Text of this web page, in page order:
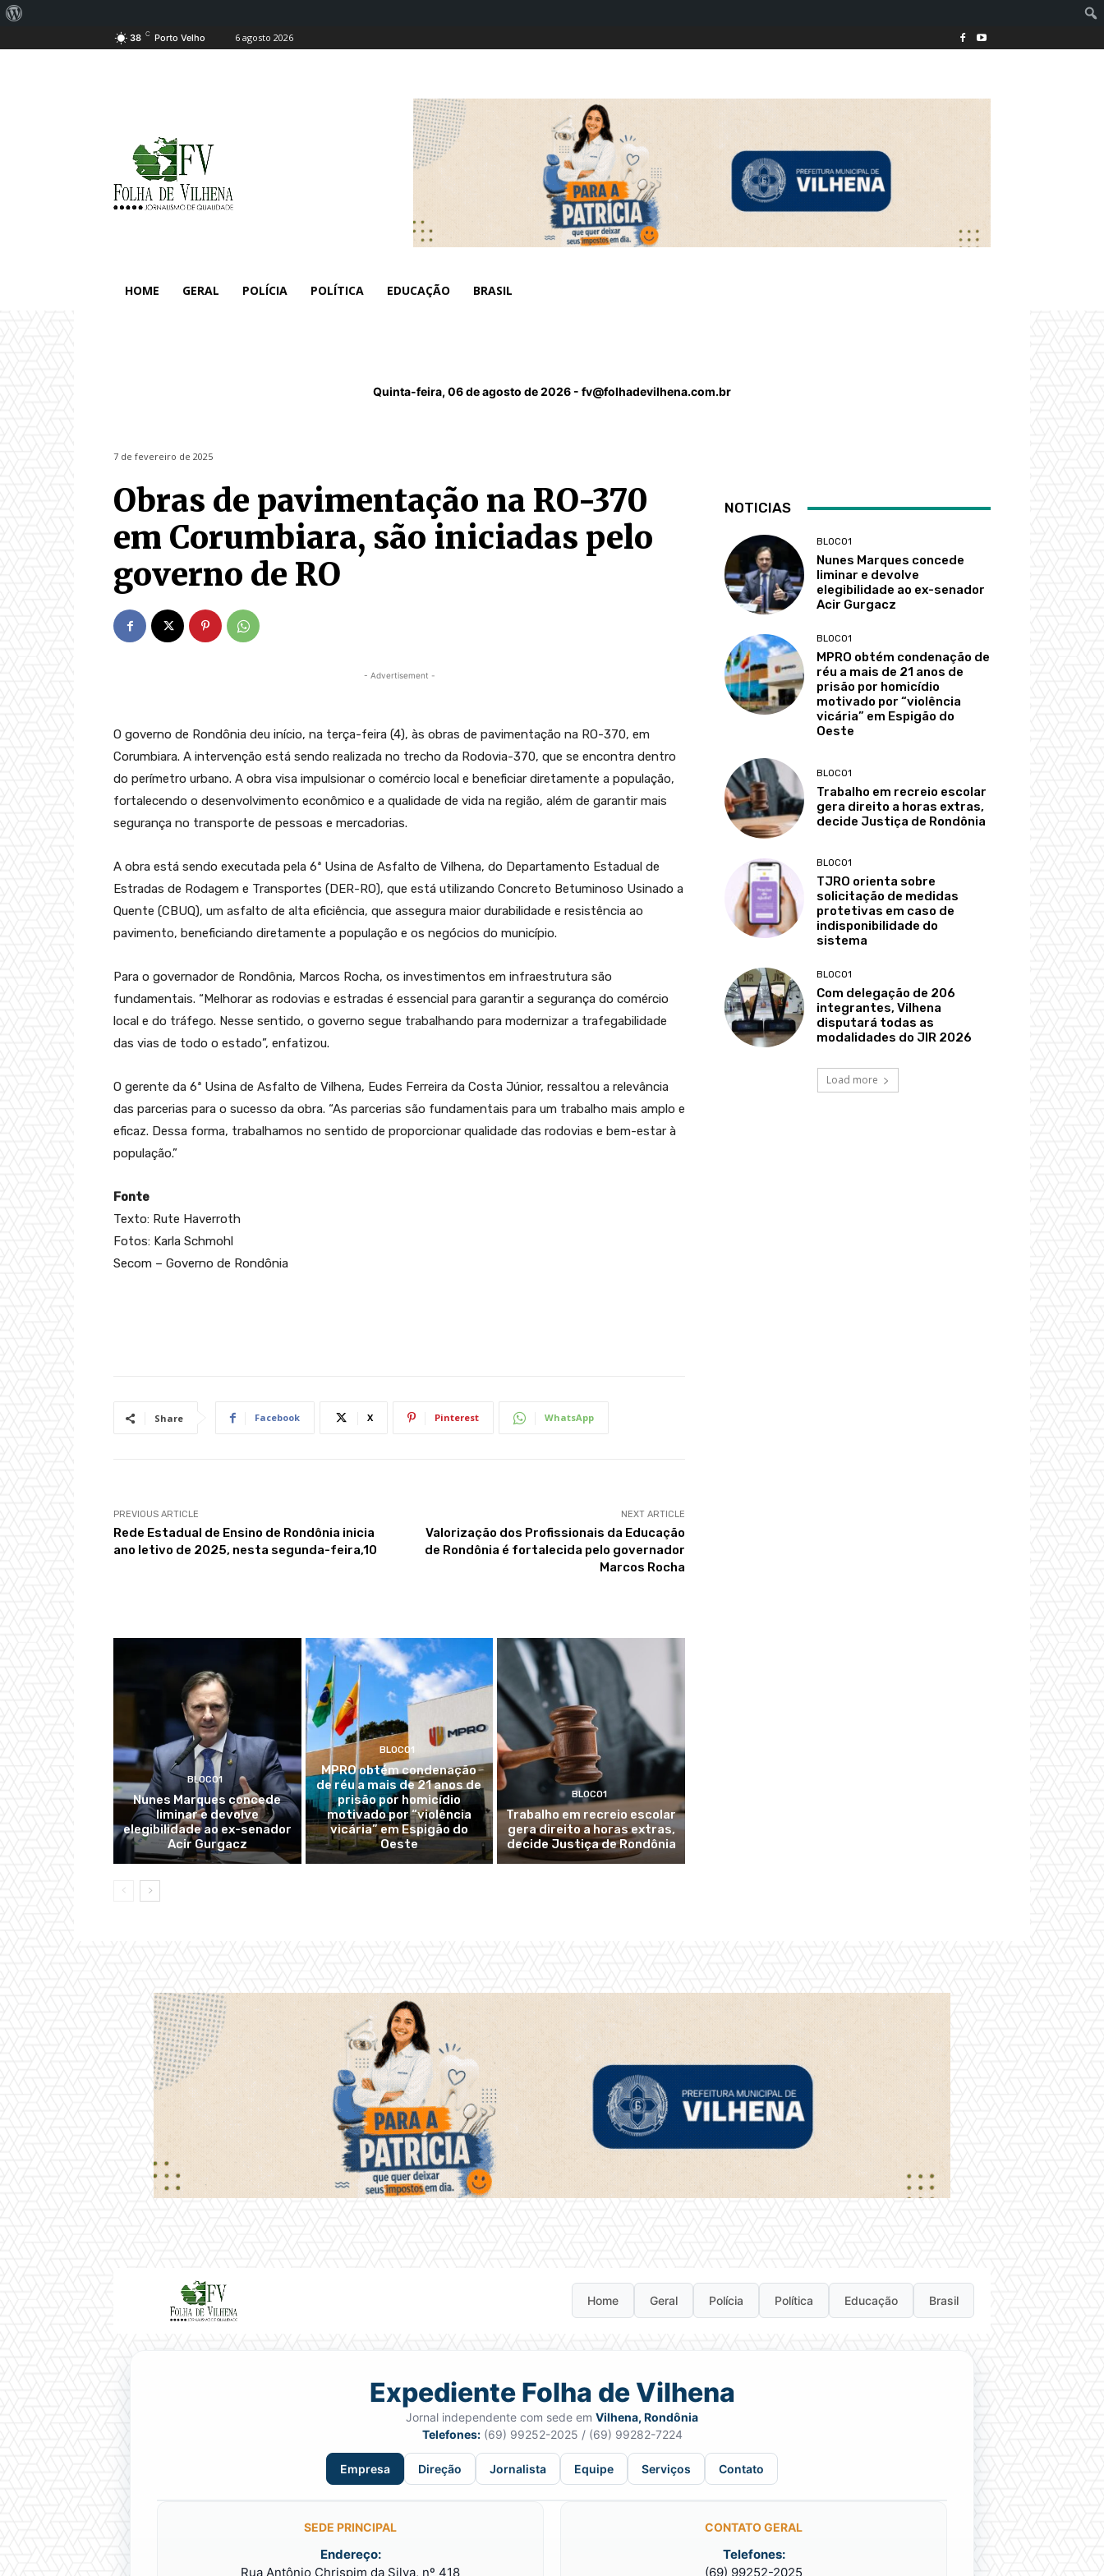
38 C Porto Velho 6 agosto 2026
HOME GERAL POLÍCIA POLÍTICA EDUCAÇÃO BRASIL
Quinta-feira, 06 de agosto de 2026 - fv@folhadevilhena.com.br
7 de fevereiro de 2025
Obras de pavimentação na RO-370
em Corumbiara, são iniciadas pelo
governo de RO
- Advertisement -
O governo de Rondônia deu início, na terça-feira (4), às obras de pavimentação na RO-370, em
Corumbiara. A intervenção está sendo realizada no trecho da Rodovia-370, que se encontra dentro
do perímetro urbano. A obra visa impulsionar o comércio local e beneficiar diretamente a população,
fortalecendo o desenvolvimento econômico e a qualidade de vida na região, além de garantir mais
segurança no transporte de pessoas e mercadorias.
A obra está sendo executada pela 6ª Usina de Asfalto de Vilhena, do Departamento Estadual de
Estradas de Rodagem e Transportes (DER-RO), que está utilizando Concreto Betuminoso Usinado a
Quente (CBUQ), um asfalto de alta eficiência, que assegura maior durabilidade e resistência ao
pavimento, beneficiando diretamente a população e os negócios do município.
Para o governador de Rondônia, Marcos Rocha, os investimentos em infraestrutura são
fundamentais. “Melhorar as rodovias e estradas é essencial para garantir a segurança do comércio
local e do tráfego. Nesse sentido, o governo segue trabalhando para modernizar a trafegabilidade
das vias de todo o estado”, enfatizou.
O gerente da 6ª Usina de Asfalto de Vilhena, Eudes Ferreira da Costa Júnior, ressaltou a relevância
das parcerias para o sucesso da obra. “As parcerias são fundamentais para um trabalho mais amplo e
eficaz. Dessa forma, trabalhamos no sentido de proporcionar qualidade das rodovias e bem-estar à
população.”
Fonte
Texto: Rute Haverroth
Fotos: Karla Schmohl
Secom – Governo de Rondônia
Share Facebook X Pinterest WhatsApp
PREVIOUS ARTICLE
Rede Estadual de Ensino de Rondônia inicia
ano letivo de 2025, nesta segunda-feira,10
NEXT ARTICLE
Valorização dos Profissionais da Educação
de Rondônia é fortalecida pelo governador
Marcos Rocha
BLOCO1
Nunes Marques concede
liminar e devolve
elegibilidade ao ex-senador
Acir Gurgacz
BLOCO1
MPRO obtém condenação
de réu a mais de 21 anos de
prisão por homicídio
motivado por “violência
vicária” em Espigão do
Oeste
BLOCO1
Trabalho em recreio escolar
gera direito a horas extras,
decide Justiça de Rondônia
NOTICIAS
BLOCO1
Nunes Marques concede
liminar e devolve
elegibilidade ao ex-senador
Acir Gurgacz
BLOCO1
MPRO obtém condenação de
réu a mais de 21 anos de
prisão por homicídio
motivado por “violência
vicária” em Espigão do
Oeste
BLOCO1
Trabalho em recreio escolar
gera direito a horas extras,
decide Justiça de Rondônia
BLOCO1
TJRO orienta sobre
solicitação de medidas
protetivas em caso de
indisponibilidade do
sistema
BLOCO1
Com delegação de 206
integrantes, Vilhena
disputará todas as
modalidades do JIR 2026
Load more
Home Geral Polícia Política Educação Brasil
Expediente Folha de Vilhena
Jornal independente com sede em Vilhena, Rondônia
Telefones:(69) 99252-2025 / (69) 99282-7224
Empresa Direção Jornalista Equipe Serviços Contato
SEDE PRINCIPAL
Endereço:
Rua Antônio Chrispim da Silva, nº 418
CONTATO GERAL
Telefones:
(69) 99252-2025